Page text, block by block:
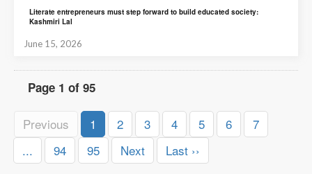
Literate entrepreneurs must step forward to build educated society:
Kashmiri Lal
June 15, 2026
Page 1 of 95
Previous 1 2 3 4 5 6
7
...
94 95 Next Last ››